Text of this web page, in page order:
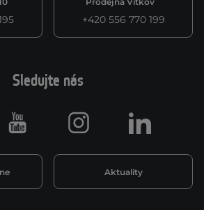
+420 556 770 199
Sledujte nás
Aktuality
Youtube Instagram LinkedIn